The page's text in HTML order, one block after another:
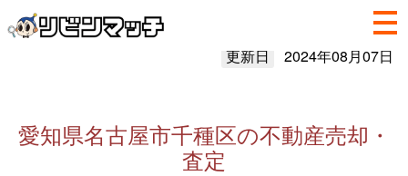
更新日 2024年08月07日
愛知県名古屋市千種区の不動産売却・
査定